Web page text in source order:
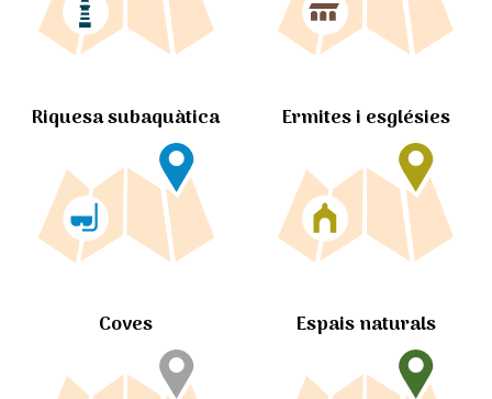
Riquesa subaquàtica Ermites i esglésies
Coves Espais naturals